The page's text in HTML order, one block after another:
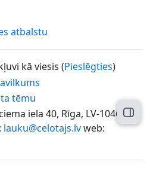
atbalstu
kā viesis (Pieslēgties)
tēmu
iela 40, Rīga, LV-1046,
lauku@celotajs.lvweb: